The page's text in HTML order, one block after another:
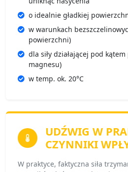
o idealnie gładkiej
w warunkach
powierzchni)
dla siły działającej pod
magnesu)
w temp. ok. 20°C
UDŹWIG W
CZYNNIKI
W praktyce, faktyczna siła